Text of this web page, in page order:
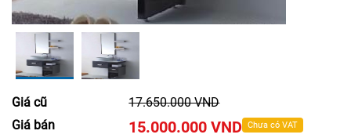
Giá cũ
17.650.000 VND
Giá bán
15.000.000 VND Chưa có VAT